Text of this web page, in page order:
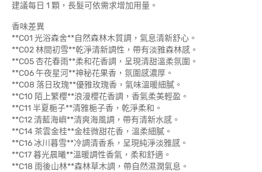
建議每日 1 顆，長髮可依需求增加用量。
香味差異
**C01 光浴森舍**自然森林木質調，氣息清新舒心。
**C02 林間初雪**乾淨清新調性，帶有淡雅森林感。
**C05 杏花春雨**柔和花香調，呈現清甜溫柔氛圍。
**C06 午夜星河**神秘花果香，氛圍感濃厚。
**C08 落日玫瑰**優雅玫瑰香，氣味溫暖細膩。
**C10 陌上繁櫻**浪漫櫻花香調，香氣柔美輕盈。
**C11 半夏梔子**清雅梔子香，乾淨柔和。
**C12 清藍海嶼**清爽海風調，帶有清新水感。
**C14 茶雲金桂**金桂微甜花香，溫柔細膩。
**C16 冰川暮雪**冷調清香系，呈現純淨淡雅感。
**C17 暮光晨曦**溫暖調性香氣，柔和舒適。
**C18 雨後山林**森林草木調，帶自然濕潤氣息。